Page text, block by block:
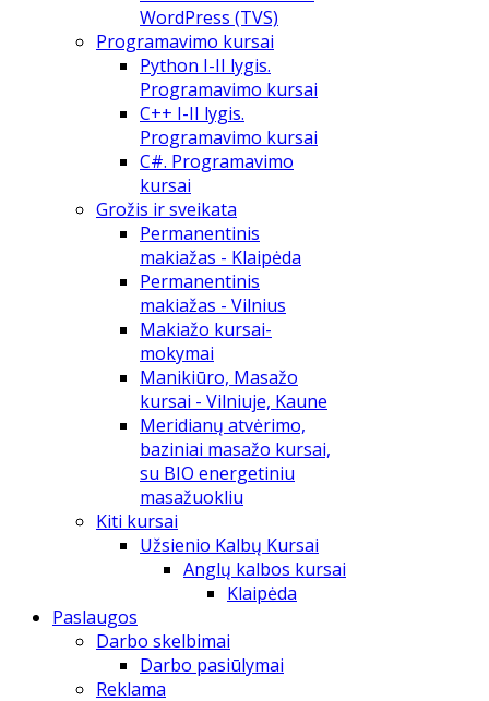
WordPress (TVS)
Programavimo kursai
Python I-II lygis.
Programavimo kursai
C++ I-II lygis.
Programavimo kursai
C#. Programavimo
kursai
Grožis ir sveikata
Permanentinis
makiažas - Klaipėda
Permanentinis
makiažas - Vilnius
Makiažo kursai-
mokymai
Manikiūro, Masažo
kursai - Vilniuje, Kaune
Meridianų atvėrimo,
baziniai masažo kursai,
su BIO energetiniu
masažuokliu
Kiti kursai
Užsienio Kalbų Kursai
Anglų kalbos kursai
Klaipėda
Paslaugos
Darbo skelbimai
Darbo pasiūlymai
Reklama